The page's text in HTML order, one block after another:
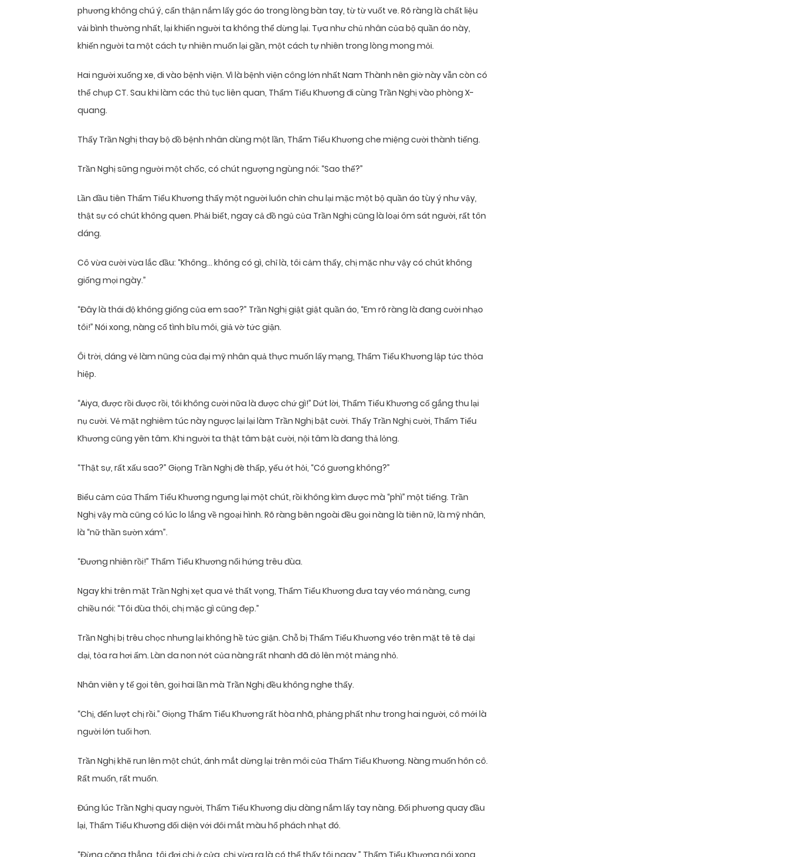
phương không chú ý, cẩn thận nắm lấy góc áo trong lòng bàn tay, từ từ vuốt ve. Rõ ràng là chất liệu
vải bình thường nhất, lại khiến người ta không thể dừng lại. Tựa như chủ nhân của bộ quần áo này,
khiến người ta một cách tự nhiên muốn lại gần, một cách tự nhiên trong lòng mong mỏi.
Hai người xuống xe, đi vào bệnh viện. Vì là bệnh viện công lớn nhất Nam Thành nên giờ này vẫn còn có
thể chụp CT. Sau khi làm các thủ tục liên quan, Thẩm Tiểu Khương đi cùng Trần Nghị vào phòng X-
quang.
Thấy Trần Nghị thay bộ đồ bệnh nhân dùng một lần, Thẩm Tiểu Khương che miệng cười thành tiếng.
Trần Nghị sững người một chốc, có chút ngượng ngùng nói: “Sao thế?”
Lần đầu tiên Thẩm Tiểu Khương thấy một người luôn chỉn chu lại mặc một bộ quần áo tùy ý như vậy,
thật sự có chút không quen. Phải biết, ngay cả đồ ngủ của Trần Nghị cũng là loại ôm sát người, rất tôn
dáng.
Cô vừa cười vừa lắc đầu: “Không… không có gì, chỉ là, tôi cảm thấy, chị mặc như vậy có chút không
giống mọi ngày.”
“Đây là thái độ không giống của em sao?” Trần Nghị giật giật quần áo, “Em rõ ràng là đang cười nhạo
tôi!” Nói xong, nàng cố tình bĩu môi, giả vờ tức giận.
Ôi trời, dáng vẻ làm nũng của đại mỹ nhân quả thực muốn lấy mạng, Thẩm Tiểu Khương lập tức thỏa
hiệp.
“Aiya, được rồi được rồi, tôi không cười nữa là được chứ gì!” Dứt lời, Thẩm Tiểu Khương cố gắng thu lại
nụ cười. Vẻ mặt nghiêm túc này ngược lại lại làm Trần Nghị bật cười. Thấy Trần Nghị cười, Thẩm Tiểu
Khương cũng yên tâm. Khi người ta thật tâm bật cười, nội tâm là đang thả lỏng.
“Thật sự, rất xấu sao?” Giọng Trần Nghị đè thấp, yếu ớt hỏi, “Có gương không?”
Biểu cảm của Thẩm Tiểu Khương ngưng lại một chút, rồi không kìm được mà “phì” một tiếng. Trần
Nghị vậy mà cũng có lúc lo lắng về ngoại hình. Rõ ràng bên ngoài đều gọi nàng là tiên nữ, là mỹ nhân,
là “nữ thần sườn xám”.
“Đương nhiên rồi!” Thẩm Tiểu Khương nổi hứng trêu đùa.
Ngay khi trên mặt Trần Nghị xẹt qua vẻ thất vọng, Thẩm Tiểu Khương đưa tay véo má nàng, cưng
chiều nói: “Tôi đùa thôi, chị mặc gì cũng đẹp.”
Trần Nghị bị trêu chọc nhưng lại không hề tức giận. Chỗ bị Thẩm Tiểu Khương véo trên mặt tê tê dại
dại, tỏa ra hơi ấm. Làn da non nớt của nàng rất nhanh đã đỏ lên một mảng nhỏ.
Nhân viên y tế gọi tên, gọi hai lần mà Trần Nghị đều không nghe thấy.
“Chị, đến lượt chị rồi.” Giọng Thẩm Tiểu Khương rất hòa nhã, phảng phất như trong hai người, cô mới là
người lớn tuổi hơn.
Trần Nghị khẽ run lên một chút, ánh mắt dừng lại trên môi của Thẩm Tiểu Khương. Nàng muốn hôn cô.
Rất muốn, rất muốn.
Đúng lúc Trần Nghị quay người, Thẩm Tiểu Khương dịu dàng nắm lấy tay nàng. Đối phương quay đầu
lại, Thẩm Tiểu Khương đối diện với đôi mắt màu hổ phách nhạt đó.